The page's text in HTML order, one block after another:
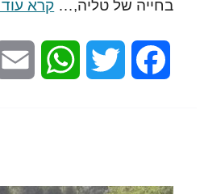
בחייה של טליה,… קרא
Facebook
Twitter